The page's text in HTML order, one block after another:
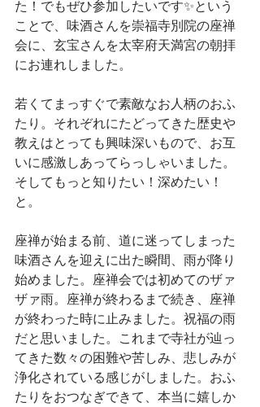
た！でもぜひ参加したいです✨という
ことで、味酒さんを崇福寺別院の座禅
会に、玄宝さんを太宰府天満宮の朝拝
にお連れしました。
若くてまっすぐで素敵なお人柄のおふ
たり。それぞれにたどってきた歴史や
教えはとっても興味深いもので、お互
いに感激しあってらっしゃいました。
そしてもっと知りたい！深めたい！
と。
座禅が始まる前、道に迷ってしまった
味酒さんを迎えに出た瞬間、雨が降り
始めました。座禅会では初めてのザァ
ザァ雨。座禅が終わるまで続き、座禅
が終わった時に止みました。祝福の雨
だと思いました。これまで寺社が辿っ
てきた数々の困難や苦しみ、悲しみが
浄化されている感じがしました。おふ
たりをおつなぎできて、本当に嬉しか